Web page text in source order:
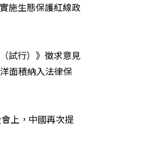
施生態保護紅線政
試行）》徵求意見
面積納入法律保
上，中國再次提